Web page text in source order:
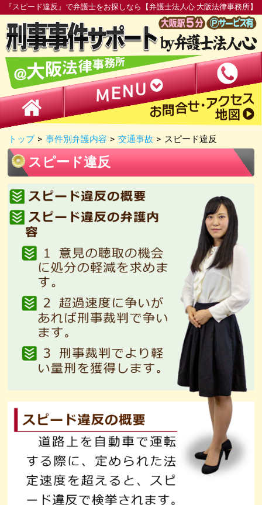
『スピード違反』で弁護士をお探しなら【弁護士法人心 大阪法律事務所】
トップ > 事件別弁護内容 > 交通事故 > スピード違反
スピード違反